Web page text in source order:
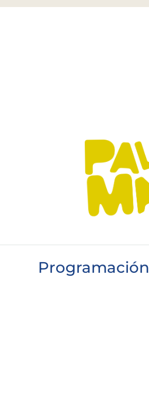
Programación